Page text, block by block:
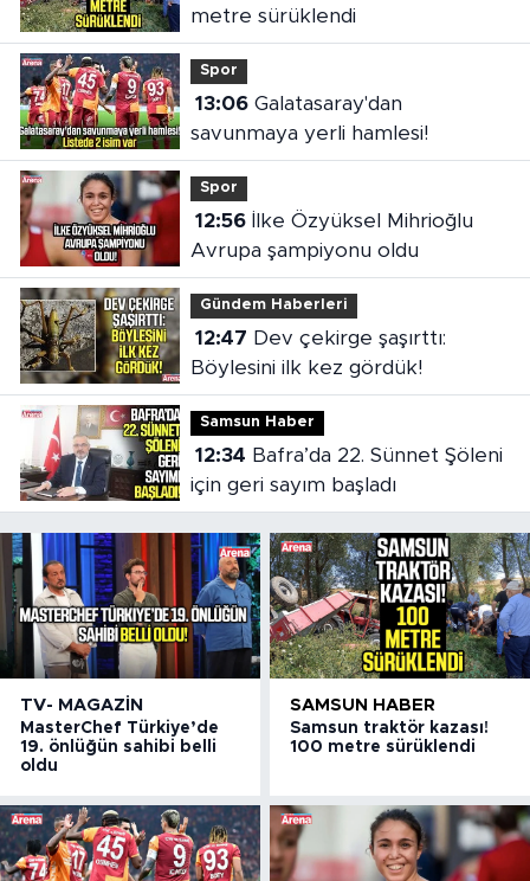
metre sürüklendi
Spor
13:06Galatasaray'dan
savunmaya yerli hamlesi!
Spor
12:56İlke Özyüksel Mihrioğlu
Avrupa şampiyonu oldu
Gündem Haberleri
12:47
Böylesini ilk kez gördük!
Samsun Haber
12:34
için geri sayım başladı
TV- MAGAZIN
MasterChef Türkiye’de
19. önlüğün sahibi belli
oldu
SAMSUN HABER
Samsun traktör kazası!
100 metre sürüklendi